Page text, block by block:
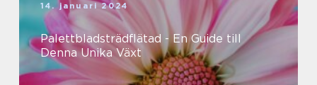
14. januari 2024
Palettbladsträdflätad - En Guide till
Denna Unika Växt